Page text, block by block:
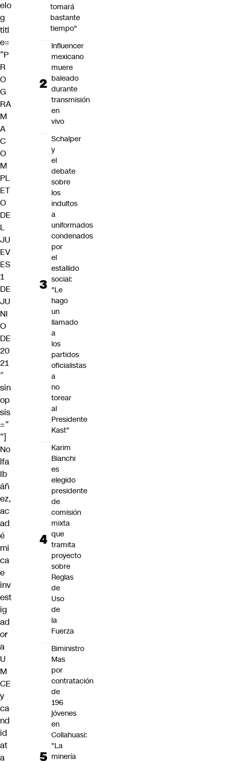
elo
g
titl
e=
”P
R
O
G
RA
M
A
C
O
M
PL
ET
O
DE
L
JU
EV
ES
1
DE
JU
NI
O
DE
20
21
″
sin
op
sis
=”
”]
No
lfa
Ib
áñ
ez,
ac
ad
é
mi
ca
e
inv
est
ig
ad
or
a
U
M
CE
y
ca
nd
id
at
a
tomará
bastante
tiempo"
Influencer
mexicano
muere
baleado
durante
transmisión
en
vivo
Schalper
y
el
debate
sobre
los
indultos
a
uniformados
condenados
por
el
estallido
social:
"Le
hago
un
llamado
a
los
partidos
oficialistas
a
no
torear
al
Presidente
Kast"
Karim
Bianchi
es
elegido
presidente
de
comisión
mixta
que
tramita
proyecto
sobre
Reglas
de
Uso
de
la
Fuerza
Biministro
Mas
por
contratación
de
196
jóvenes
en
Collahuasi:
"La
minería